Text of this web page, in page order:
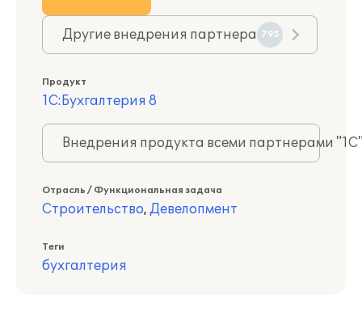
Другие внедрения партнера 795
Продукт
1С:Бухгалтерия 8
Внедрения продукта всеми партнерами
Отрасль / Функциональная задача
Строительство, Девелопмент
Теги
бухгалтерия